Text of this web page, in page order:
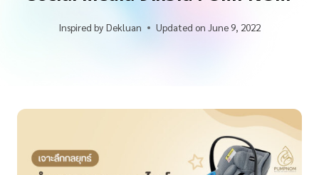
Inspired by Dekluan Updated on June 9, 2022